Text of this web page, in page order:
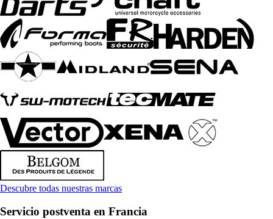
Descubre todas nuestras marcas
Servicio postventa en Francia